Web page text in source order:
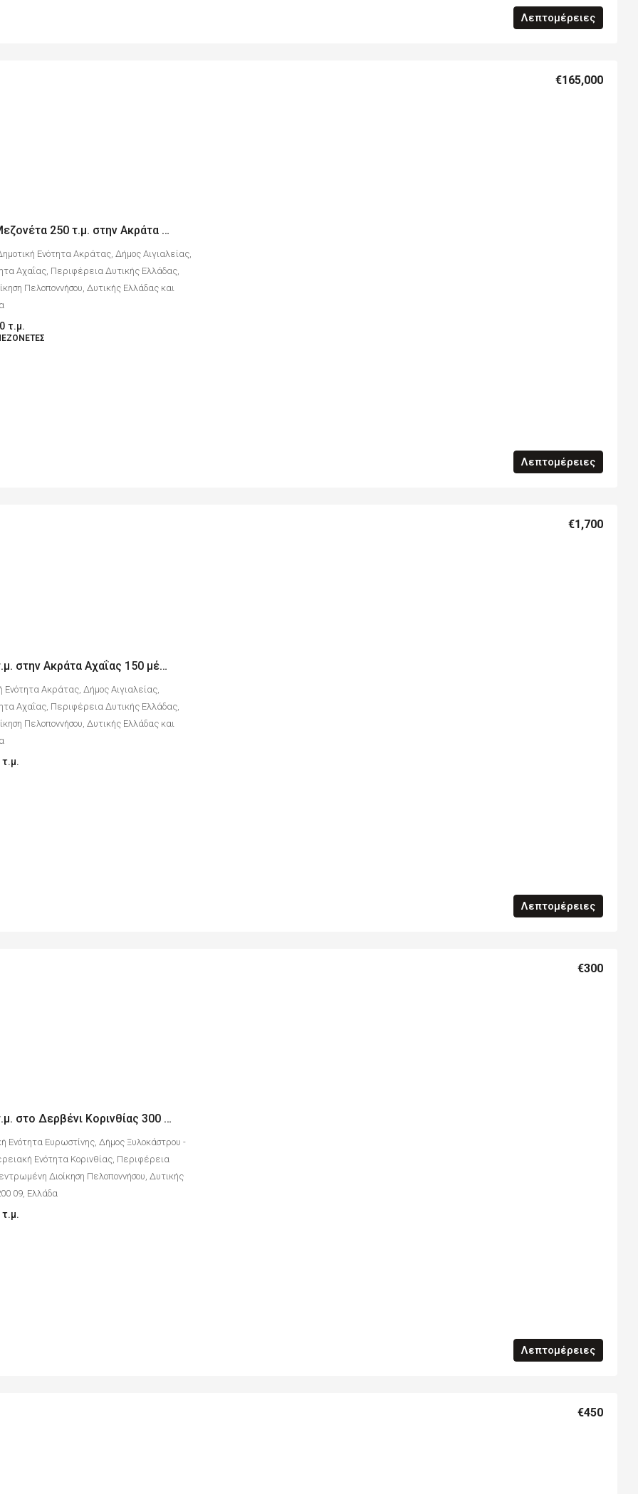
Λεπτομέρειες
Μονοκατοικία Μεζονέτα 250 τ.μ. στην Ακράτα Αχαιας με θέα θάλασσα
€165,000
Ενότητα Ακράτας, Δήμος Αιγιαλείας,
Αχαΐας, Περιφέρεια Δυτικής Ελλάδας,
Πελοποννήσου, Δυτικής Ελλάδας και
τ.μ.
Λεπτομέρειες
Διαμέρισμα 65 τ.μ. στην Ακράτα Αχαΐας 150 μέτρα από την θάλασσα
€1,700
Ενότητα Ακράτας, Δήμος Αιγιαλείας,
Αχαΐας, Περιφέρεια Δυτικής Ελλάδας,
Πελοποννήσου, Δυτικής Ελλάδας και
τ.μ.
Λεπτομέρειες
Διαμέρισμα 75 τ.μ. στο Δερβένι Κορινθίας 300 μέτρα από την θάλασσα
€300
Ενότητα Ευρωστίνης, Δήμος Ξυλοκάστρου -
Ενότητα Κορινθίας, Περιφέρεια
Διοίκηση Πελοποννήσου, Δυτικής
09, Ελλάδα
τ.μ.
Λεπτομέρειες
€450